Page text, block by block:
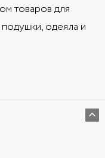
товаров для
одеяла и